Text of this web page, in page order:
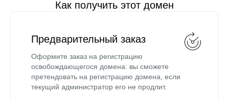
Как получить этот домен
Предварительный заказ
Оформите заказ на регистрацию
освобождающегося домена: вы сможете
претендовать на регистрацию домена, если
текущий администратор его не продлит.